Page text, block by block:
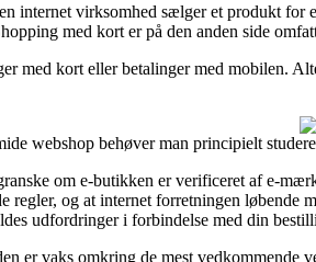
internet virksomhed sælger et produkt for
med kort er på den anden side
med kort eller betalinger med mobilen.
webshop behøver man principielt
om e-butikken er verificeret af e-
regler, og at internet forretningen
udfordringer i forbindelse med din
er vaks omkring de mest